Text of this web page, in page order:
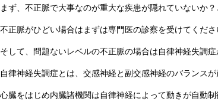
まず、不正脈で大事なのが重大な疾患が隠れていないか？
不正脈がひどい場合はまずは専門医の診察を受けてくださ
そして、問題ないレベルの不正脈の場合は自律神経失調症
自律神経失調症とは、交感神経と副交感神経のバランス
心臓をはじめ内臓諸機関は自律神経によって動きが自動制